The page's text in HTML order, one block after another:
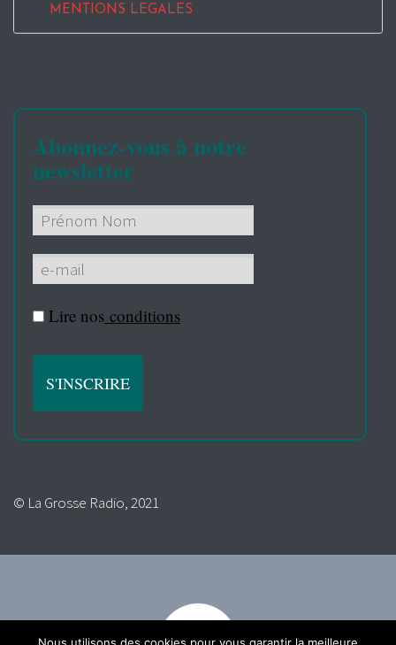
MENTIONS LEGALES
Abonnez-vous à notre
newsletter
Lire nos conditions
© La Grosse Radio, 2021